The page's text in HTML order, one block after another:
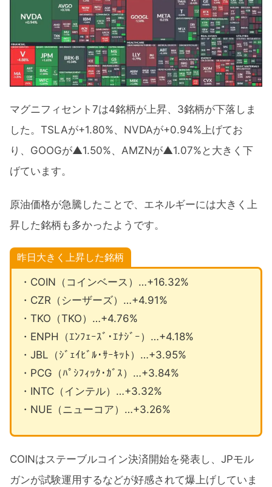
マグニフィセント7は4銘柄が上昇、3銘柄が下落しま
した。TSLAが+1.80%、NVDAが+0.94%上げてお
り、GOOGが▲1.50%、AMZNが▲1.07%と大きく下
げています。
原油価格が急騰したことで、エネルギーには大きく上
昇した銘柄も多かったようです。
昨日大きく上昇した銘柄
・COIN（コインベース）…+16.32%
・CZR（シーザーズ）…+4.91%
・TKO（TKO）…+4.76%
・ENPH（ｴﾝﾌｪｰｽﾞ･ｴﾅｼﾞｰ）…+4.18%
・JBL（ｼﾞｪｲﾋﾞﾙ･ｻｰｷｯﾄ）…+3.95%
・PCG（ﾊﾟｼﾌｨｯｸ･ｶﾞｽ）…+3.84%
・INTC（インテル）…+3.32%
・NUE（ニューコア）…+3.26%
COINはステーブルコイン決済開始を発表し、JPモル
ガンが試験運用するなどが好感されて爆上げしていま